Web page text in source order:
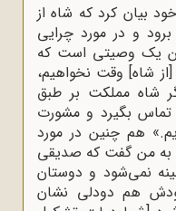
بیان کرد که شاه از
و در مورد چرایی
یک وصیتی است که
شاه] وقت نخواهیم،
شاه مملکت بر طبق
تماس بگیرد و مشورت
هم چنین در مورد
به من گفت که صدیقی
نمی‌شود و دوستان
هم دودلی نشان